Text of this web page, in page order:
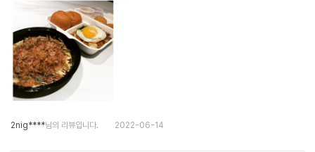
2nig****님의 리뷰입니다. 2022-06-14